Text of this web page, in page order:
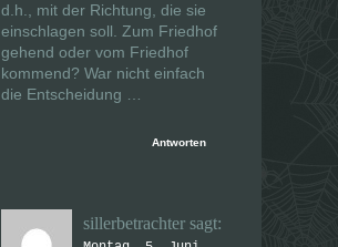
d.h., mit der Richtung, die sie
einschlagen soll. Zum Friedhof
gehend oder vom Friedhof
kommend? War nicht einfach
die Entscheidung …
Antworten
sillerbetrachter sagt: